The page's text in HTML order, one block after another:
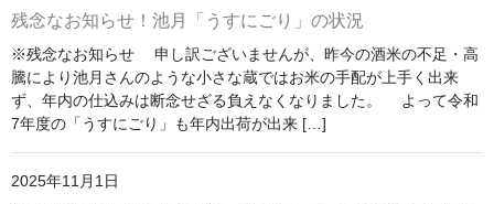
残念なお知らせ！池月「うすにごり」の状況
※残念なお知らせ 申し訳ございませんが、昨今の酒米の不足・高
騰により池月さんのような小さな蔵ではお米の手配が上手く出来
ず、年内の仕込みは断念せざる負えなくなりました。 よって令和
7年度の「うすにごり」も年内出荷が出来 […]
2025年11月1日